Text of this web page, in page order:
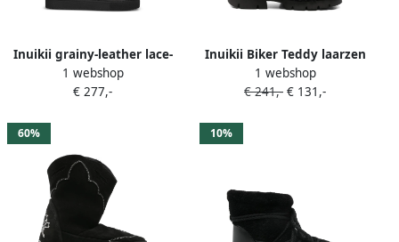
Inuikii grainy-leather lace-
up boots Zwart
1 webshop
€ 277,-
Inuikii Biker Teddy laarzen
Zwart
1 webshop
€ 241,- € 131,-
60% 10%